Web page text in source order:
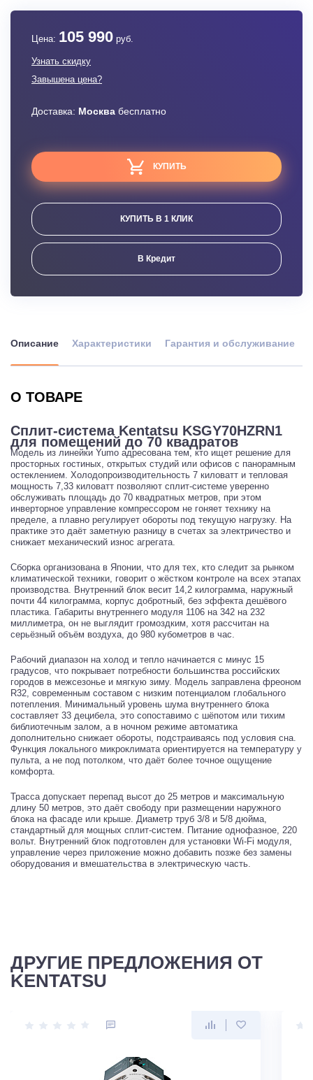
Цена: 105 990 руб.
Узнать скидку
Завышена цена?
Доставка: Москва бесплатно
КУПИТЬ
КУПИТЬ В 1 КЛИК
В Кредит
Описание Характеристики Гарантия и обслуживание
О ТОВАРЕ
Сплит-система Kentatsu KSGY70HZRN1
для помещений до 70 квадратов
Модель из линейки Yumo адресована тем, кто ищет решение для
просторных гостиных, открытых студий или офисов с панорамным
остеклением. Холодопроизводительность 7 киловатт и тепловая
мощность 7,33 киловатт позволяют сплит-системе уверенно
обслуживать площадь до 70 квадратных метров, при этом
инверторное управление компрессором не гоняет технику на
пределе, а плавно регулирует обороты под текущую нагрузку. На
практике это даёт заметную разницу в счетах за электричество и
снижает механический износ агрегата.
Сборка организована в Японии, что для тех, кто следит за рынком
климатической техники, говорит о жёстком контроле на всех этапах
производства. Внутренний блок весит 14,2 килограмма, наружный
почти 44 килограмма, корпус добротный, без эффекта дешёвого
пластика. Габариты внутреннего модуля 1106 на 342 на 232
миллиметра, он не выглядит громоздким, хотя рассчитан на
серьёзный объём воздуха, до 980 кубометров в час.
Рабочий диапазон на холод и тепло начинается с минус 15
градусов, что покрывает потребности большинства российских
городов в межсезонье и мягкую зиму. Модель заправлена фреоном
R32, современным составом с низким потенциалом глобального
потепления. Минимальный уровень шума внутреннего блока
составляет 33 децибела, это сопоставимо с шёпотом или тихим
библиотечным залом, а в ночном режиме автоматика
дополнительно снижает обороты, подстраиваясь под условия сна.
Функция локального микроклимата ориентируется на температуру у
пульта, а не под потолком, что даёт более точное ощущение
комфорта.
Трасса допускает перепад высот до 25 метров и максимальную
длину 50 метров, это даёт свободу при размещении наружного
блока на фасаде или крыше. Диаметр труб 3/8 и 5/8 дюйма,
стандартный для мощных сплит-систем. Питание однофазное, 220
вольт. Внутренний блок подготовлен для установки Wi-Fi модуля,
управление через приложение можно добавить позже без замены
оборудования и вмешательства в электрическую часть.
ДРУГИЕ ПРЕДЛОЖЕНИЯ ОТ
KENTATSU